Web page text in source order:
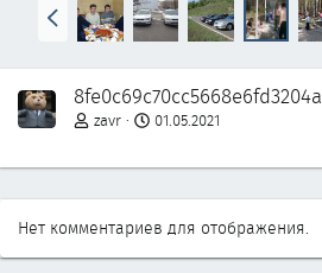
Н
а
а
д
zavr 01.05.2021
Нет комментариев для отображения.